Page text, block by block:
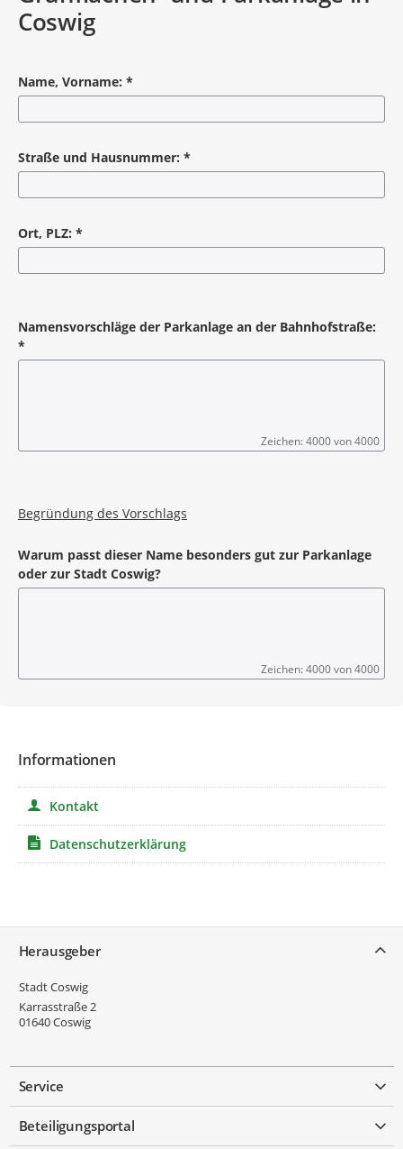
Coswig
Name, Vorname: *
Straße und Hausnummer: *
Ort, PLZ: *
Namensvorschläge der Parkanlage an der Bahnhofstraße:
*
Zeichen: 4000 von 4000
Begründung des Vorschlags
Warum passt dieser Name besonders gut zur Parkanlage
oder zur Stadt Coswig?
Zeichen: 4000 von 4000
Informationen
Kontakt
Datenschutzerklärung
Herausgeber
Stadt Coswig
Karrasstraße 2
01640Coswig
Service
Beteiligungsportal